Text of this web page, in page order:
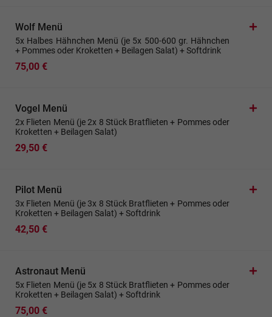
Wolf Menü
5x Halbes Hähnchen Menü (je 5x 500-600 gr. Hähnchen
+ Pommes oder Kroketten + Beilagen Salat) + Softdrink
75,00 €
Vogel Menü
2x Flieten Menü (je 2x 8 Stück Bratflieten + Pommes oder
Kroketten + Beilagen Salat)
29,50 €
Pilot Menü
3x Flieten Menü (je 3x 8 Stück Bratflieten + Pommes oder
Kroketten + Beilagen Salat) + Softdrink
42,50 €
Astronaut Menü
5x Flieten Menü (je 5x 8 Stück Bratflieten + Pommes oder
Kroketten + Beilagen Salat) + Softdrink
75,00 €